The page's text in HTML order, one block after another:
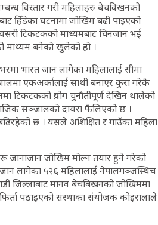
विस्तार गरी महिलाहरु बेचविखनको
हिँडेका घटनामा जोखिम बढी पाइएको
टिकटकको माध्यमबाट चिनजान भई
माध्यम बनेको खुलेको हो ।
भारत जान लागेका महिलालाई सीमा
एकअर्कालाई साथी बनाएर कुरा गरेकै
प्रयोग चुनौतीपूर्ण देखिन थालेको
सञ्जालको दायरा फैलिएको छ ।
छ । यसले अशिक्षित र गाउँका महिला
जानाजान जोखिम मोल्न तयार हुने गरेको
लागेका ५२६ महिलालाई नेपालगञ्जस्थिच
जिल्लाबाट मानव बेचबिखनको जोखिममा
पठाइएको संस्थाका संयोजक कोइरालाले